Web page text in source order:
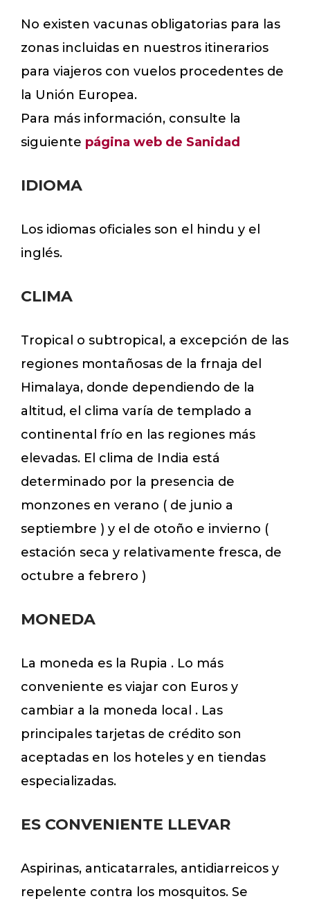
No existen vacunas obligatorias para las
zonas incluidas en nuestros itinerarios
para viajeros con vuelos procedentes de
la Unión Europea.
Para más información, consulte la
siguiente página web de Sanidad
IDIOMA
Los idiomas oficiales son el hindu y el
inglés.
CLIMA
Tropical o subtropical, a excepción de las
regiones montañosas de la frnaja del
Himalaya, donde dependiendo de la
altitud, el clima varía de templado a
continental frío en las regiones más
elevadas. El clima de India está
determinado por la presencia de
monzones en verano ( de junio a
septiembre ) y el de otoño e invierno (
estación seca y relativamente fresca, de
octubre a febrero )
MONEDA
La moneda es la Rupia . Lo más
conveniente es viajar con Euros y
cambiar a la moneda local . Las
principales tarjetas de crédito son
aceptadas en los hoteles y en tiendas
especializadas.
ES CONVENIENTE LLEVAR
Aspirinas, anticatarrales, antidiarreicos y
repelente contra los mosquitos. Se